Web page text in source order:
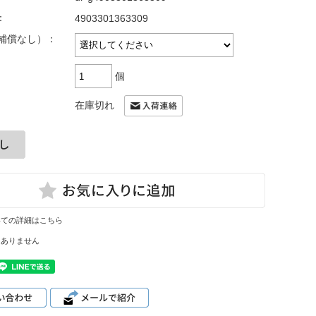
4903301363309
償なし）：
個
在庫切れ
の詳細はこちら
りません